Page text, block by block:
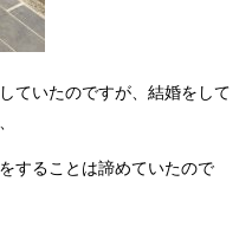
ていたのですが、結婚をして
することは諦めていたので